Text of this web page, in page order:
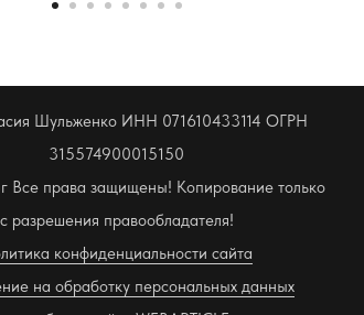
Шульженко ИНН 071610433114 ОГРН
315574900015150
Все права защищены! Копирование только
с разрешения правообладателя!
конфиденциальности сайта
на обработку персональных данных